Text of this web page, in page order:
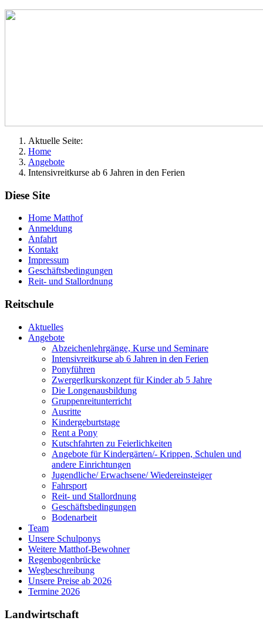
Aktuelle Seite:
Home
Angebote
Intensivreitkurse ab 6 Jahren in den Ferien
Diese Site
Home Matthof
Anmeldung
Anfahrt
Kontakt
Impressum
Geschäftsbedingungen
Reit- und Stallordnung
Reitschule
Aktuelles
Angebote
Abzeichenlehrgänge, Kurse und Seminare
Intensivreitkurse ab 6 Jahren in den Ferien
Ponyführen
Zwergerlkurskonzept für Kinder ab 5 Jahre
Die Longenausbildung
Gruppenreitunterricht
Ausritte
Kindergeburtstage
Rent a Pony
Kutschfahrten zu Feierlichkeiten
Angebote für Kindergärten/- Krippen, Schulen und
andere Einrichtungen
Jugendliche/ Erwachsene/ Wiedereinsteiger
Fahrsport
Reit- und Stallordnung
Geschäftsbedingungen
Bodenarbeit
Team
Unsere Schulponys
Weitere Matthof-Bewohner
Regenbogenbrücke
Wegbeschreibung
Unsere Preise ab 2026
Termine 2026
Landwirtschaft